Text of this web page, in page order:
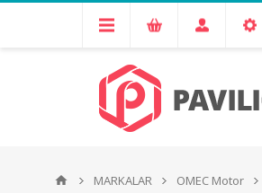
MARKALAR OMEC Motor